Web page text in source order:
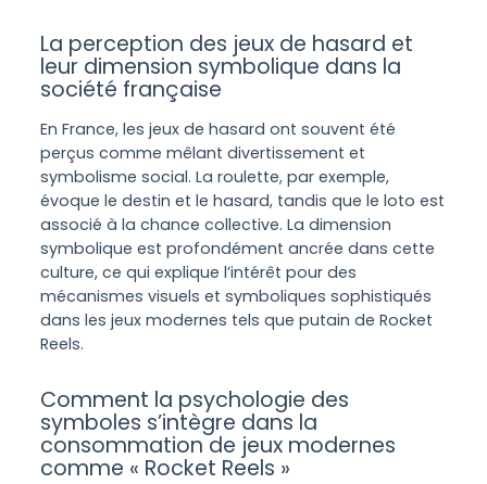
La perception des jeux de hasard et
leur dimension symbolique dans la
société française
En France, les jeux de hasard ont souvent été
perçus comme mêlant divertissement et
symbolisme social. La roulette, par exemple,
évoque le destin et le hasard, tandis que le loto est
associé à la chance collective. La dimension
symbolique est profondément ancrée dans cette
culture, ce qui explique l’intérêt pour des
mécanismes visuels et symboliques sophistiqués
dans les jeux modernes tels que putain de Rocket
Reels.
Comment la psychologie des
symboles s’intègre dans la
consommation de jeux modernes
comme « Rocket Reels »